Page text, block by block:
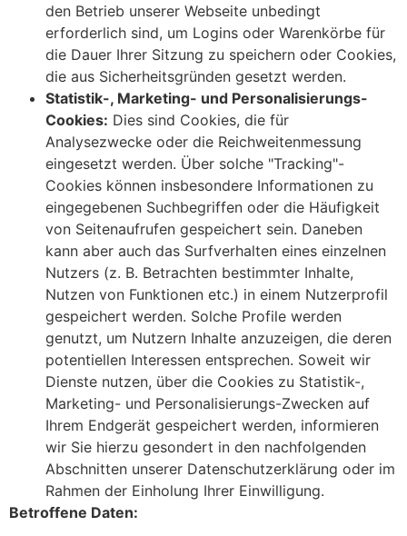
den Betrieb unserer Webseite unbedingt
erforderlich sind, um Logins oder Warenkörbe für
die Dauer Ihrer Sitzung zu speichern oder Cookies,
die aus Sicherheitsgründen gesetzt werden.
Statistik-, Marketing- und Personalisierungs-
Cookies: Dies sind Cookies, die für
Analysezwecke oder die Reichweitenmessung
eingesetzt werden. Über solche "Tracking"-
Cookies können insbesondere Informationen zu
eingegebenen Suchbegriffen oder die Häufigkeit
von Seitenaufrufen gespeichert sein. Daneben
kann aber auch das Surfverhalten eines einzelnen
Nutzers (z. B. Betrachten bestimmter Inhalte,
Nutzen von Funktionen etc.) in einem Nutzerprofil
gespeichert werden. Solche Profile werden
genutzt, um Nutzern Inhalte anzuzeigen, die deren
potentiellen Interessen entsprechen. Soweit wir
Dienste nutzen, über die Cookies zu Statistik-,
Marketing- und Personalisierungs-Zwecken auf
Ihrem Endgerät gespeichert werden, informieren
wir Sie hierzu gesondert in den nachfolgenden
Abschnitten unserer Datenschutzerklärung oder im
Rahmen der Einholung Ihrer Einwilligung.
Betroffene Daten: